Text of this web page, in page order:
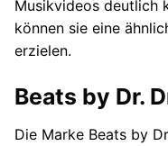
Musikvideos deutlich
können sie eine
erzielen.
Beats by Dr.
Die Marke Beats by